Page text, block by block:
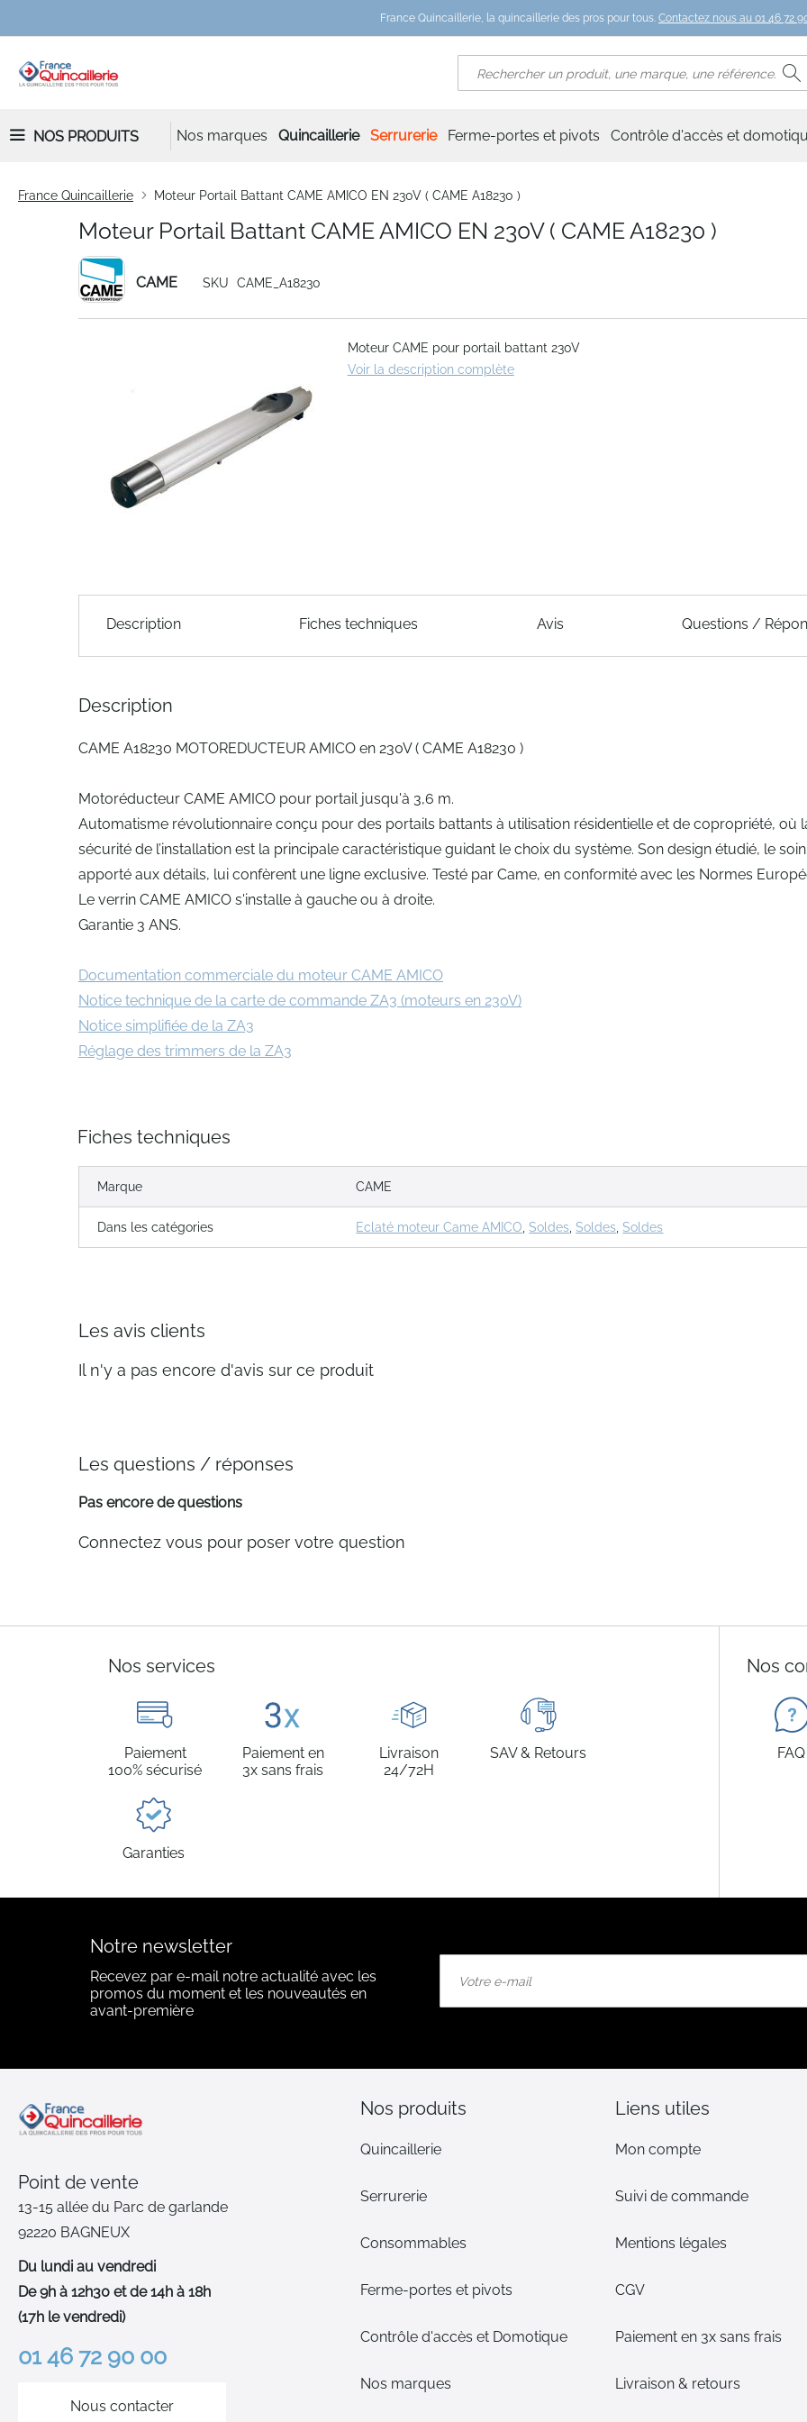
France Quincaillerie, la quincaillerie des pros pour tous. Contactez nous au 01 46 72
NOS PRODUITS Nos marques Quincaillerie Serrurerie Ferme-portes et pivots Contrôle d'accès et
France Quincaillerie Moteur Portail Battant CAME AMICO EN 230V ( CAME A18230 )
Moteur Portail Battant CAME AMICO EN 230V ( CAME A18230 )
CAME SKU CAME_A18230
gallery
the
images
Moteur CAME pour portail battant 230V
Voir la description complète
Description Fiches techniques Avis Questions /
Description
CAME A18230 MOTOREDUCTEUR AMICO en 230V ( CAME A18230 )
Motoréducteur CAME AMICO pour portail jusqu'à 3,6 m.
Automatisme révolutionnaire conçu pour des portails battants à utilisation résidentielle et de copropriété, où
sécurité de l’installation est la principale caractéristique guidant le choix du système. Son design étudié, le soin
apporté aux détails, lui confèrent une ligne exclusive. Testé par Came, en conformité avec les Normes
Le verrin CAME AMICO s'installe à gauche ou à droite.
Garantie 3 ANS.
Documentation commerciale du moteur CAME AMICO
Notice technique de la carte de commande ZA3 (moteurs en 230V)
Notice simplifiée de la ZA3
Réglage des trimmers de la ZA3
Fiches techniques
Marque CAME
Dans les catégories Eclaté moteur Came AMICO ,Soldes ,Soldes ,Soldes
Les avis clients
Il n'y a pas encore d'avis sur ce produit
Les questions / réponses
Pas encore de questions
Connectez vous pour poser votre question
Nos services
Paiement
100% sécurisé
Paiement en
3x sans frais
Livraison
24/72H
SAV & Retours
Garanties
Nos
FAQ
Notre newsletter
Recevez par e-mail notre actualité avec les
promos du moment et les nouveautés en
avant-première
notre
:
Point de vente
13-15 allée du Parc de garlande
92220 BAGNEUX
Du lundi au vendredi
De 9h à 12h30 et de 14h à 18h
(17h le vendredi)
01 46 72 90 00
Nous contacter
Nos produits
Quincaillerie
Serrurerie
Consommables
Ferme-portes et pivots
Contrôle d'accès et Domotique
Nos marques
Liens utiles
Mon compte
Suivi de commande
Mentions légales
CGV
Paiement en 3x sans frais
Livraison & retours